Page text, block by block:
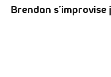
Brendan